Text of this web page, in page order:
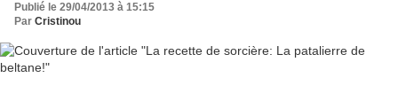
Publié le 29/04/2013 à 15:15
Par Cristinou